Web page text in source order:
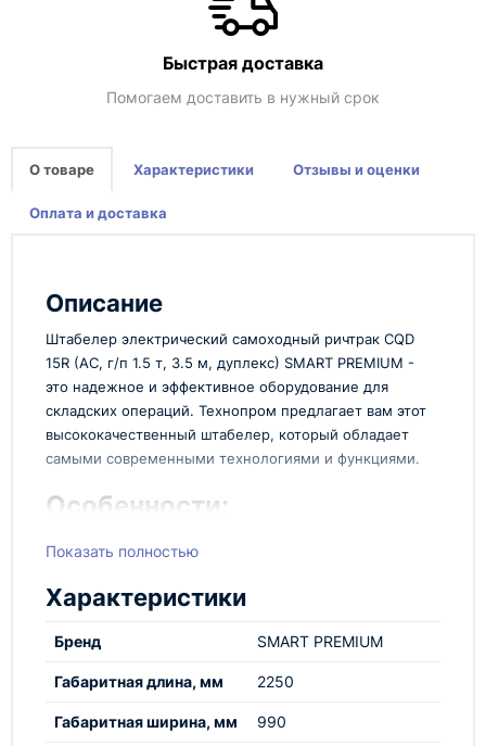
Быстрая доставка
Помогаем доставить в нужный срок
О товаре Характеристики Отзывы и оценки
Оплата и доставка
Описание
Штабелер электрический самоходный ричтрак CQD
15R (AC, г/п 1.5 т, 3.5 м, дуплекс) SMART PREMIUM -
это надежное и эффективное оборудование для
складских операций. Технопром предлагает вам этот
высококачественный штабелер, который обладает
самыми современными технологиями и функциями.
Особенности:
Этот электрический самоходный ричтрак имеет
3.5 метров. Благодаря дуплексной конструкции он
обеспечивает стабильность и безопасность при
подъеме и перемещении грузов. SMART PREMIUM
серия предлагает улучшенные характеристики и
дополнительные опции для оптимизации складских
Электрический привод для экономии энергии
Показать полностью
Характеристики
Бренд SMART PREMIUM
Габаритная длина, мм 2250
Габаритная ширина, мм 990